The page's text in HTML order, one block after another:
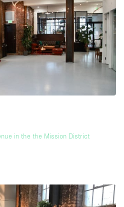
in the the Mission District